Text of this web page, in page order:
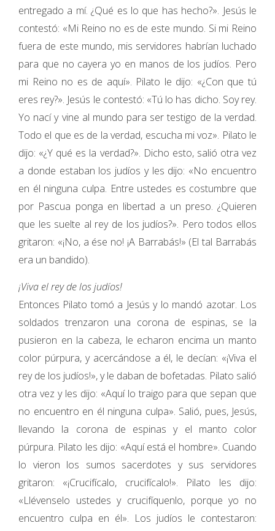
entregado a mí. ¿Qué es lo que has hecho?». Jesús le
contestó: «Mi Reino no es de este mundo. Si mi Reino
fuera de este mundo, mis servidores habrían luchado
para que no cayera yo en manos de los judíos. Pero
mi Reino no es de aquí». Pilato le dijo: «¿Con que tú
eres rey?». Jesús le contestó: «Tú lo has dicho. Soy rey.
Yo nací y vine al mundo para ser testigo de la verdad.
Todo el que es de la verdad, escucha mi voz». Pilato le
dijo: «¿Y qué es la verdad?». Dicho esto, salió otra vez
a donde estaban los judíos y les dijo: «No encuentro
en él ninguna culpa. Entre ustedes es costumbre que
por Pascua ponga en libertad a un preso. ¿Quieren
que les suelte al rey de los judíos?». Pero todos ellos
gritaron: «¡No, a ése no! ¡A Barrabás!» (El tal Barrabás
era un bandido).
¡Viva el rey de los judíos!
Entonces Pilato tomó a Jesús y lo mandó azotar. Los
soldados trenzaron una corona de espinas, se la
pusieron en la cabeza, le echaron encima un manto
color púrpura, y acercándose a él, le decían: «¡Viva el
rey de los judíos!», y le daban de bofetadas. Pilato salió
otra vez y les dijo: «Aquí lo traigo para que sepan que
no encuentro en él ninguna culpa». Salió, pues, Jesús,
llevando la corona de espinas y el manto color
púrpura. Pilato les dijo: «Aquí está el hombre». Cuando
lo vieron los sumos sacerdotes y sus servidores
gritaron: «¡Crucifícalo, crucifícalo!». Pilato les dijo:
«Llévenselo ustedes y crucifíquenlo, porque yo no
encuentro culpa en él». Los judíos le contestaron: